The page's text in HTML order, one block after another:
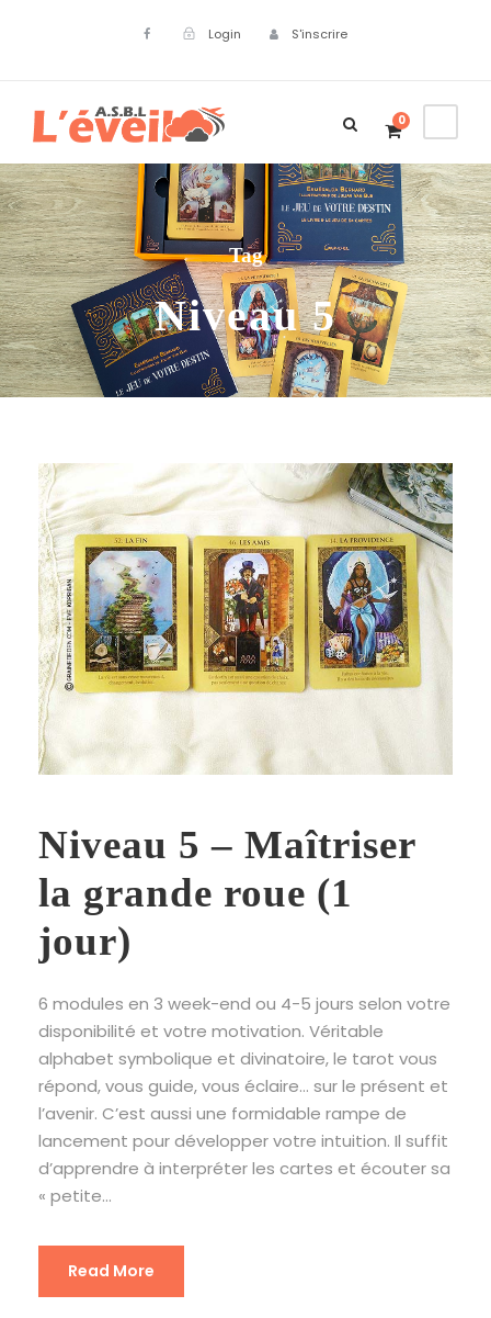
Login S'inscrire
0
Tag
Niveau 5
Niveau 5 – Maîtriser
la grande roue (1
jour)
6 modules en 3 week-end ou 4-5 jours selon votre
disponibilité et votre motivation. Véritable
alphabet symbolique et divinatoire, le tarot vous
répond, vous guide, vous éclaire… sur le présent et
l’avenir. C’est aussi une formidable rampe de
lancement pour développer votre intuition. Il suffit
d’apprendre à interpréter les cartes et écouter sa
« petite...
Read More